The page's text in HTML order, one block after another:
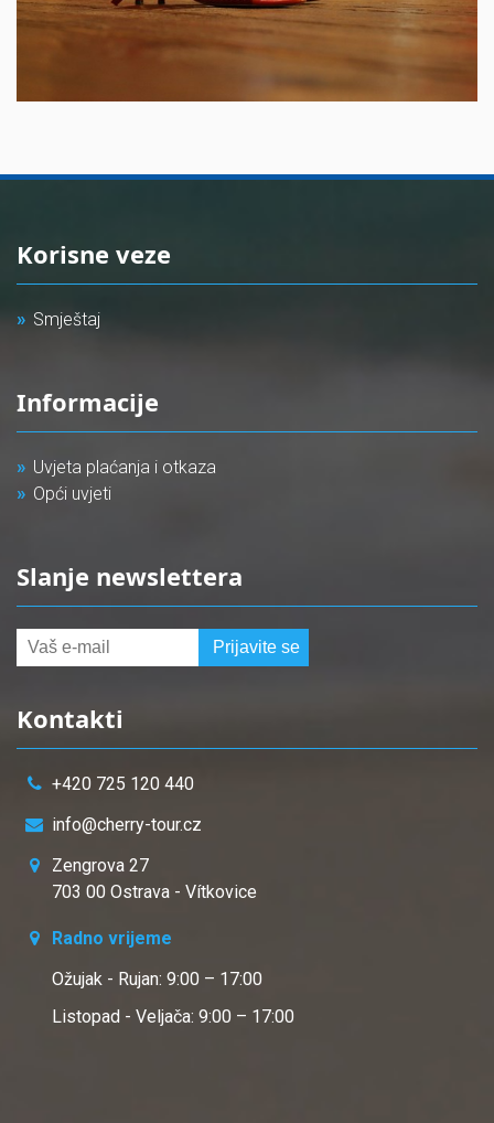
Korisne veze
Smještaj
Informacije
Uvjeta plaćanja i otkaza
Opći uvjeti
Slanje newslettera
Kontakti
+420 725 120 440
info@cherry-tour.cz
Zengrova 27
703 00 Ostrava - Vítkovice
Radno vrijeme
Ožujak - Rujan: 9:00 – 17:00
Listopad - Veljača: 9:00 – 17:00